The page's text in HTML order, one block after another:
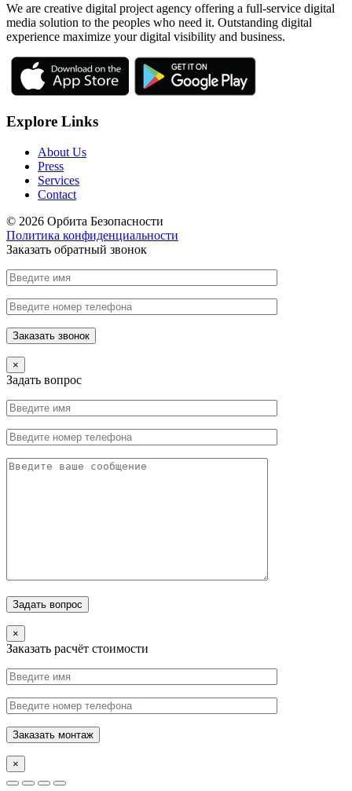
We are creative digital project agency offering a full-service digital
media solution to the peoples who need it. Outstanding digital
experience maximize your digital visibility and business.
Explore Links
About Us
Press
Services
Contact
© 2026 Орбита Безопасности
Политика конфиденциальности
Заказать обратный звонок
×
Задать вопрос
×
Заказать расчёт стоимости
×